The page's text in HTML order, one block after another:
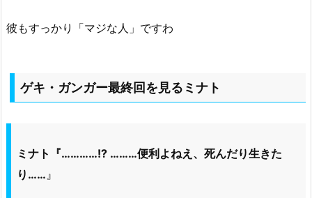
彼もすっかり「マジな人」ですわ
ゲキ・ガンガー最終回を見るミナト
ミナト『…………!? ………便利よねえ、死んだり生きた
り……』